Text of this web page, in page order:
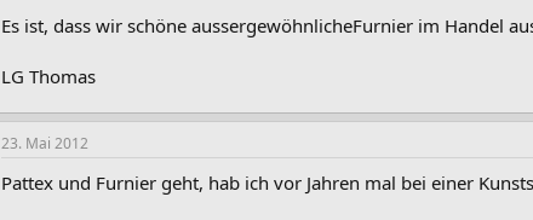
Es ist, dass wir schöne aussergewöhnlicheFurnier im Handel
LG Thomas
23. Mai 2012
Pattex und Furnier geht, hab ich vor Jahren mal bei einer